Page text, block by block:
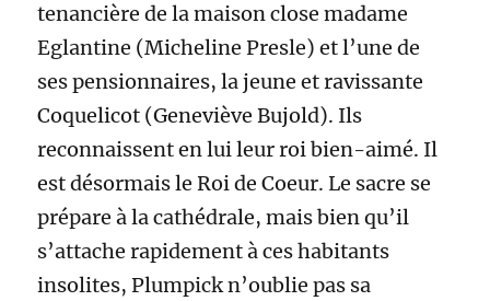
tenancière de la maison close madame
Eglantine (Micheline Presle) et l’une de
ses pensionnaires, la jeune et ravissante
Coquelicot (Geneviève Bujold). Ils
reconnaissent en lui leur roi bien-aimé. Il
est désormais le Roi de Coeur. Le sacre se
prépare à la cathédrale, mais bien qu’il
s’attache rapidement à ces habitants
insolites, Plumpick n’oublie pas sa